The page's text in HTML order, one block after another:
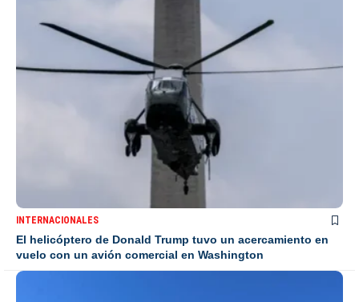
INTERNACIONALES
El helicóptero de Donald Trump tuvo un acercamiento en
vuelo con un avión comercial en Washington